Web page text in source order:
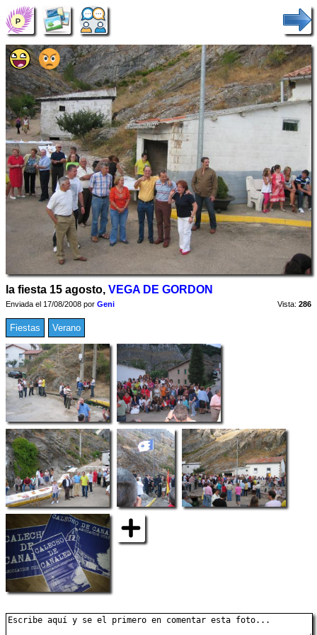
la fiesta 15 agosto, VEGA DE GORDON
Enviada el 17/08/2008 por Geni Vista: 286
Fiestas Verano